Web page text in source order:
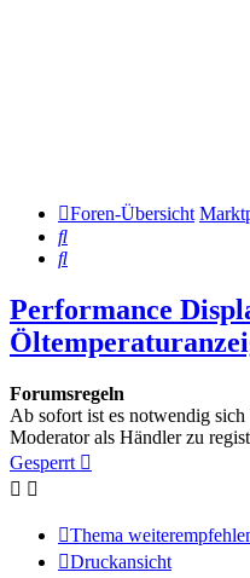
Foren-Übersicht
Suche
Suche
Performance
Forumsregeln
Ab sofort ist es notwendig
Moderator als Händler zu
Gesperrt
Thema
Druckansicht